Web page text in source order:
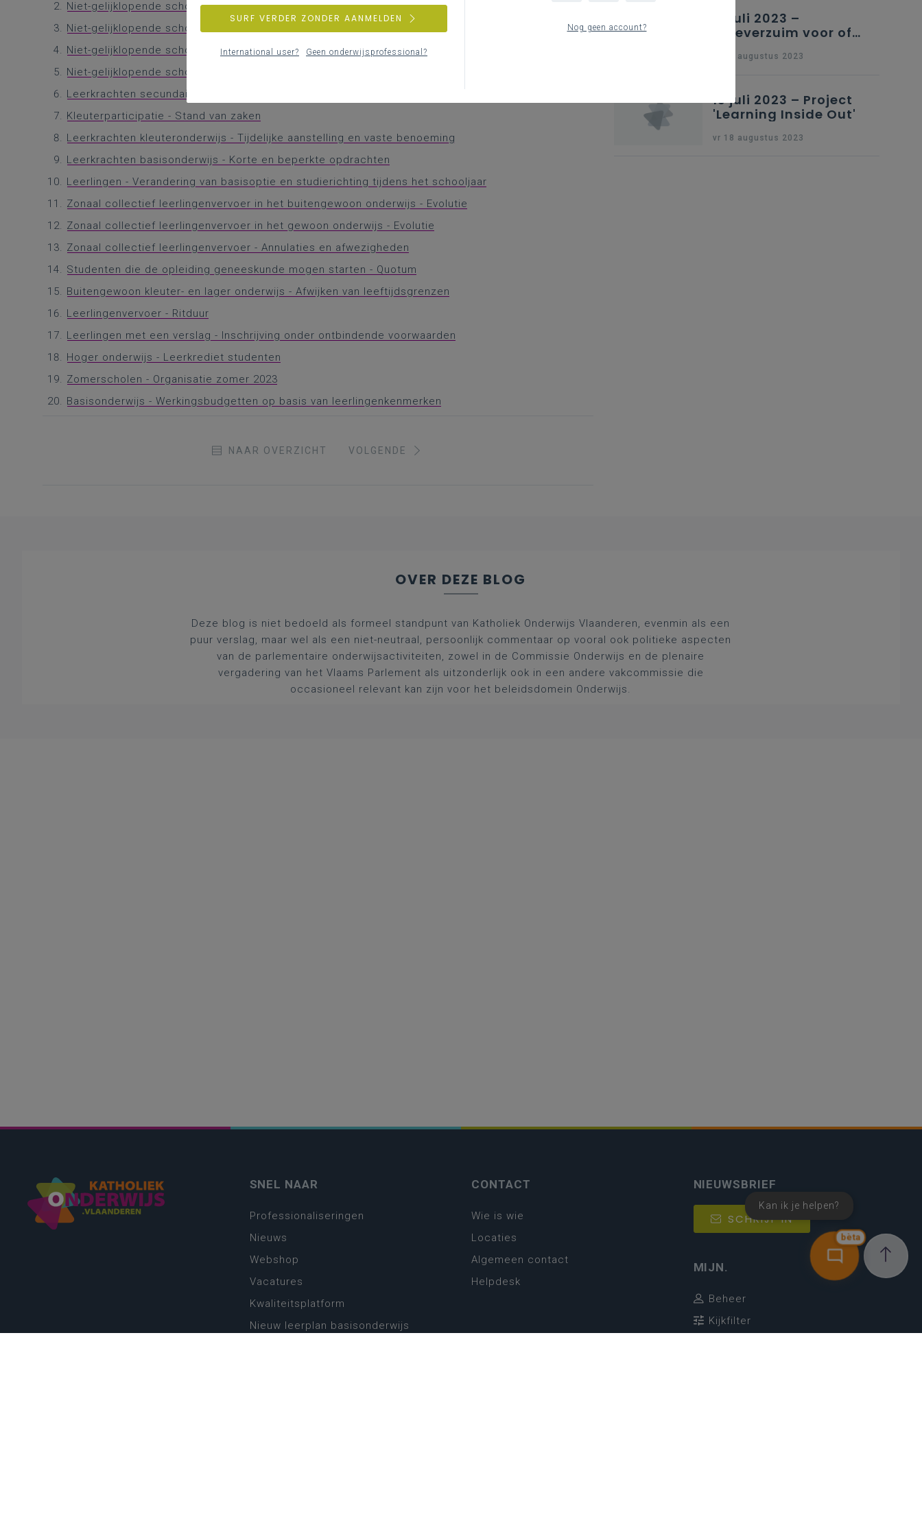
Niet-gelijklopende schoolvakanties - Impact op het openbaar vervoer
Niet-gelijklopende schoolvakanties - Impact op de toeristische sector
Niet-gelijklopende schoolvakanties - Impact op het onderwijs
Niet-gelijklopende schoolvakanties - Impact op de buitenschoolse kinderopvang
Leerkrachten secundair onderwijs - Tijdelijke aanstelling en vaste benoeming
Kleuterparticipatie - Stand van zaken
Leerkrachten kleuteronderwijs - Tijdelijke aanstelling en vaste benoeming
Leerkrachten basisonderwijs - Korte en beperkte opdrachten
Leerlingen - Verandering van basisoptie en studierichting tijdens het schooljaar
Zonaal collectief leerlingenvervoer in het buitengewoon onderwijs - Evolutie
Zonaal collectief leerlingenvervoer in het gewoon onderwijs - Evolutie
Zonaal collectief leerlingenvervoer - Annulaties en afwezigheden
Studenten die de opleiding geneeskunde mogen starten - Quotum
Buitengewoon kleuter- en lager onderwijs - Afwijken van leeftijdsgrenzen
Leerlingenvervoer - Ritduur
Leerlingen met een verslag - Inschrijving onder ontbindende voorwaarden
Hoger onderwijs - Leerkrediet studenten
Zomerscholen - Organisatie zomer 2023
Basisonderwijs - Werkingsbudgetten op basis van leerlingenkenmerken
NAAR OVERZICHT VOLGENDE
13 juli 2023 –
Luxeverzuim voor of
vr 18 augustus 2023
13 juli 2023 – Project
'Learning Inside Out'
vr 18 augustus 2023
OVER DEZE BLOG
Deze blog is niet bedoeld als formeel standpunt van Katholiek Onderwijs Vlaanderen, evenmin als een
puur verslag, maar wel als een niet-neutraal, persoonlijk commentaar op vooral ook politieke aspecten
van de parlementaire onderwijsactiviteiten, zowel in de Commissie Onderwijs en de plenaire
vergadering van het Vlaams Parlement als uitzonderlijk ook in een andere vakcommissie die
occasioneel relevant kan zijn voor het beleidsdomein Onderwijs.
bèta
Kan ik je helpen?
SNEL NAAR
Professionaliseringen
Nieuws
Webshop
Vacatures
Kwaliteitsplatform
Nieuw leerplan basisonderwijs
CONTACT
Wie is wie
Locaties
Algemeen contact
Helpdesk
NIEUWSBRIEF
SCHRIJF IN
MIJN.
Beheer
Kijkfilter
Nog geen account?
SURF VERDER ZONDER AANMELDEN
International user? Geen onderwijsprofessional?